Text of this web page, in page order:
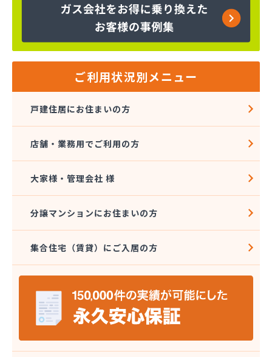
河原井商店
河原実業(株) つくば営業所
河原実業(株) 三和営業所
橿村石油店
(株)Ｅnergy1
(株)Onuma
(株)TOKAI 鹿島営業所
(株)アサイ
(株)いけだ
(株)エネサンス関東 茨城営業所
(株)エネサンス関東 鹿嶋事業所
(株)エルピオ 鹿島営業所
(株)エルピオ 石岡営業所
(株)エルピオ 茨城西営業所
(株)オオウチ商事
(株)サイサン かすみがうら営業所
ご利用状況別メニュー
戸建住居にお住まいの方
店舗・業務用でご利用の方
大家様・管理会社 様
分譲マンションにお住まいの方
集合住宅（賃貸）にご入居の方